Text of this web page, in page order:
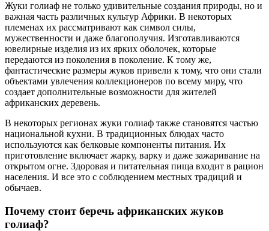
Жуки голиаф не только удивительные создания природы, но и
важная часть различных культур Африки. В некоторых
племенах их рассматривают как символ силы,
мужественности и даже благополучия. Изготавливаются
ювелирные изделия из их ярких оболочек, которые
передаются из поколения в поколение. К тому же,
фантастические размеры жуков привели к тому, что они стали
объектами увлечения коллекционеров по всему миру, что
создает дополнительные возможности для жителей
африканских деревень.
В некоторых регионах жуки голиаф также становятся частью
национальной кухни. В традиционных блюдах часто
используются как белковые компоненты питания. Их
приготовление включает жарку, варку и даже зажаривание на
открытом огне. Здоровая и питательная пища входит в рацион
населения. И все это с соблюдением местных традиций и
обычаев.
Почему стоит беречь африканских жуков
голиаф?